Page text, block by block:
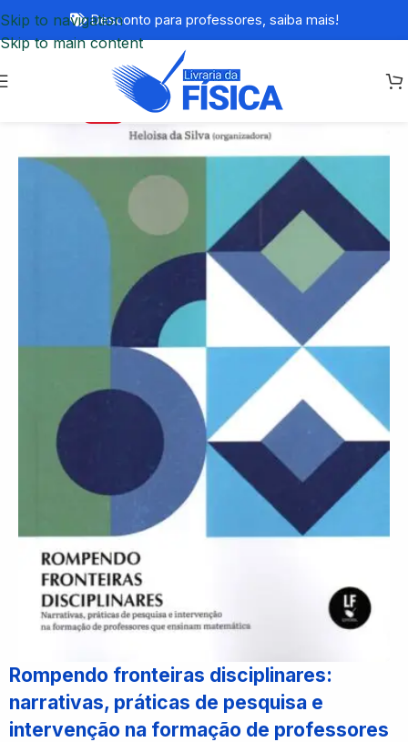
Skip to navigation
Skip to main content
Desconto para professores, saiba mais!
Rompendo fronteiras disciplinares:
narrativas, práticas de pesquisa e
intervenção na formação de professores